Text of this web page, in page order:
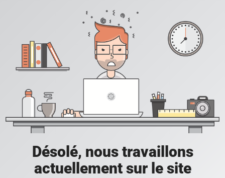
Désolé, nous travaillons
actuellement sur le site